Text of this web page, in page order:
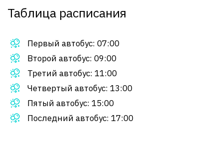
Таблица расписания
Первый автобус: 07:00
Второй автобус: 09:00
Третий автобус: 11:00
Четвертый автобус: 13:00
Пятый автобус: 15:00
Последний автобус: 17:00